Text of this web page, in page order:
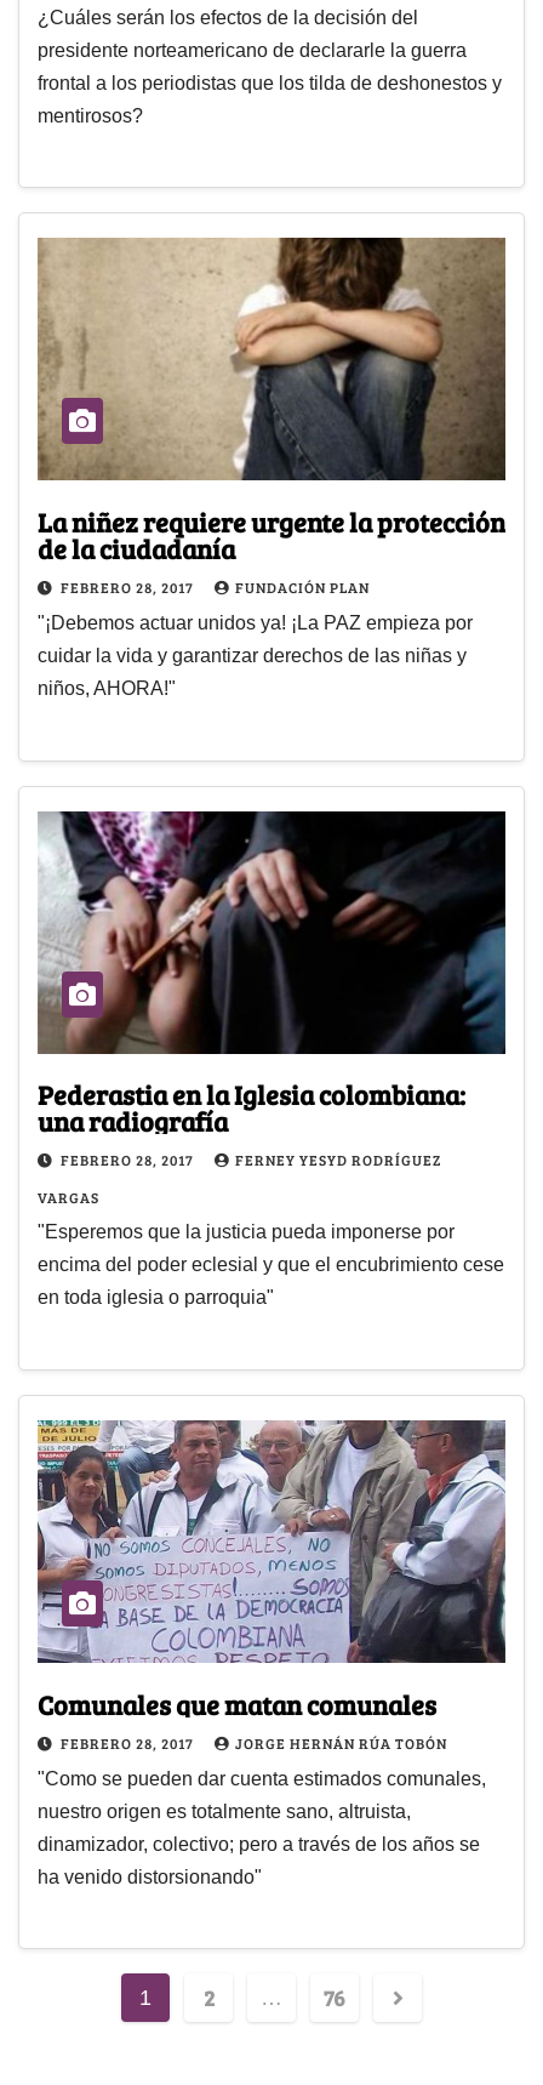
¿Cuáles serán los efectos de la decisión del
presidente norteamericano de declararle la guerra
frontal a los periodistas que los tilda de deshonestos y
mentirosos?
La niñez requiere urgente la protección
de la ciudadanía
FEBRERO 28, 2017 FUNDACIÓN PLAN
"¡Debemos actuar unidos ya! ¡La PAZ empieza por
cuidar la vida y garantizar derechos de las niñas y
niños, AHORA!"
Pederastia en la Iglesia colombiana:
una radiografía
FEBRERO 28, 2017
FERNEY YESYD RODRÍGUEZ
VARGAS
"Esperemos que la justicia pueda imponerse por
encima del poder eclesial y que el encubrimiento cese
en toda iglesia o parroquia"
Comunales que matan comunales
FEBRERO 28, 2017 JORGE HERNÁN RÚA TOBÓN
"Como se pueden dar cuenta estimados comunales,
nuestro origen es totalmente sano, altruista,
dinamizador, colectivo; pero a través de los años se
ha venido distorsionando"
1 2 … 76